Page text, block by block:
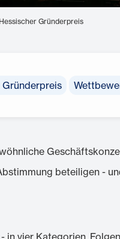
Gründerpreis
Gründerpreis
beteiligen -
in vier Kategorien.